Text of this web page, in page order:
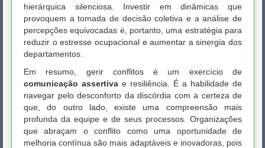
hierárquica silenciosa. Investir em dinâmicas que
provoquem a tomada de decisão coletiva e a análise de
percepções equivocadas é, portanto, uma estratégia para
reduzir o estresse ocupacional e aumentar a sinergia dos
departamentos.
Em resumo, gerir conflitos é um exercício de
comunicação assertiva e resiliência. É a habilidade de
navegar pelo desconforto da discórdia com a certeza de
que, do outro lado, existe uma compreensão mais
profunda da equipe e de seus processos. Organizações
que abraçam o conflito como uma oportunidade de
melhoria contínua são mais adaptáveis e inovadoras, pois